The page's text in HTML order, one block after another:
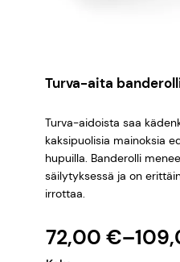
Turva-aita
Turva-aidoista saa
kaksipuolisia mainoksia
hupuilla. Banderolli
säilytyksessä ja on
irrottaa.
72,00 €–
H